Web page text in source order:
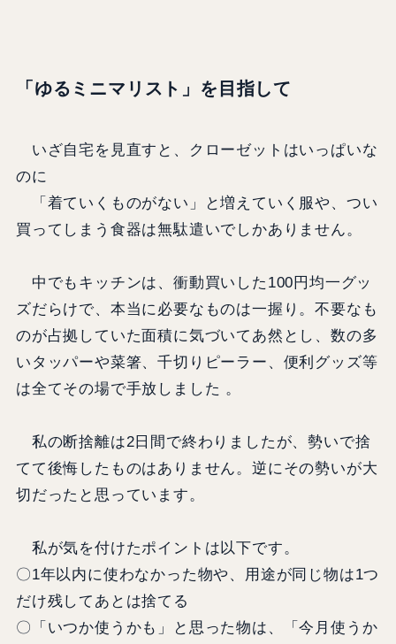
「ゆるミニマリスト」を目指して
いざ自宅を見直すと、クローゼットはいっぱいな
のに
「着ていくものがない」と増えていく服や、つい
買ってしまう食器は無駄遣いでしかありません。
中でもキッチンは、衝動買いした100円均一グッ
ズだらけで、本当に必要なものは一握り。不要なも
のが占拠していた面積に気づいてあ然とし、数の多
いタッパーや菜箸、千切りピーラー、便利グッズ等
は全てその場で手放しました 。
私の断捨離は2日間で終わりましたが、勢いで捨
てて後悔したものはありません。逆にその勢いが大
切だったと思っています。
私が気を付けたポイントは以下です。
〇1年以内に使わなかった物や、用途が同じ物は1つ
だけ残してあとは捨てる
〇「いつか使うかも」と思った物は、「今月使うか